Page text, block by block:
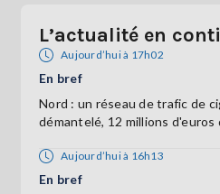
L’actualité en
Aujourd’hui à 17h02
En bref
Nord : un réseau de trafic de
démantelé, 12 millions d'euros
Aujourd’hui à 16h13
En bref